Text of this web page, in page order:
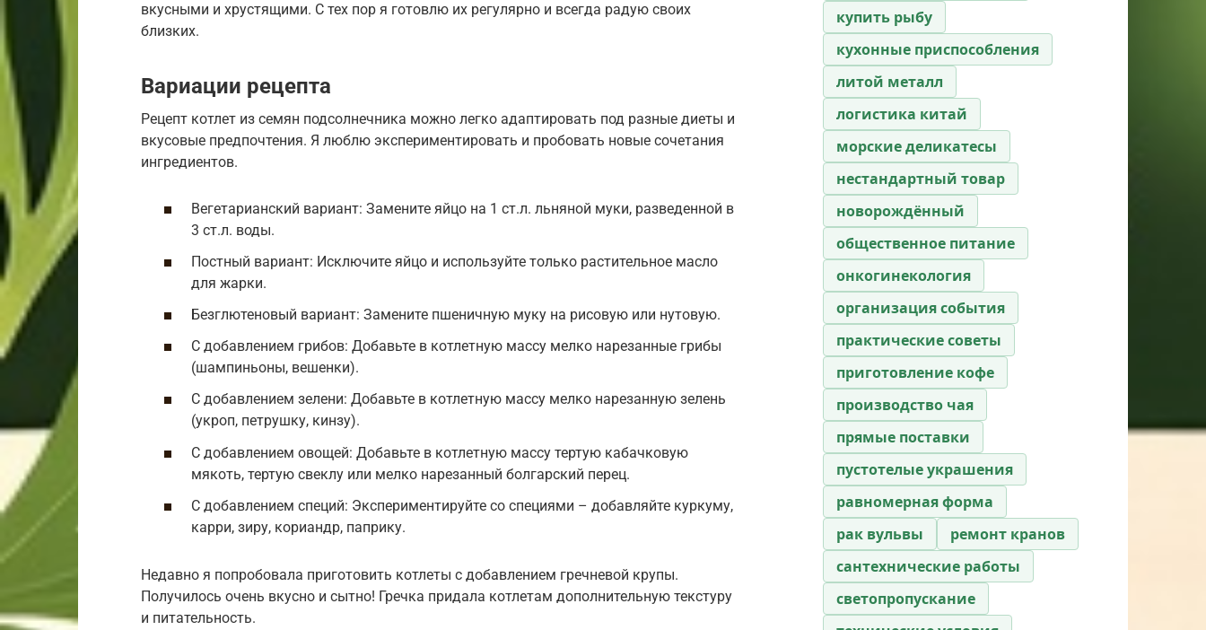
вкусными и хрустящими. С тех пор я готовлю их регулярно и всегда радую своих
близких.
Вариации рецепта
Рецепт котлет из семян подсолнечника можно легко адаптировать под разные диеты и
вкусовые предпочтения. Я люблю экспериментировать и пробовать новые сочетания
ингредиентов.
Вегетарианский вариант: Замените яйцо на 1 ст.л. льняной муки, разведенной в
3 ст.л. воды.
Постный вариант: Исключите яйцо и используйте только растительное масло
для жарки.
Безглютеновый вариант: Замените пшеничную муку на рисовую или нутовую.
С добавлением грибов: Добавьте в котлетную массу мелко нарезанные грибы
(шампиньоны, вешенки).
С добавлением зелени: Добавьте в котлетную массу мелко нарезанную зелень
(укроп, петрушку, кинзу).
С добавлением овощей: Добавьте в котлетную массу тертую кабачковую
мякоть, тертую свеклу или мелко нарезанный болгарский перец.
С добавлением специй: Экспериментируйте со специями – добавляйте куркуму,
карри, зиру, кориандр, паприку.
Недавно я попробовала приготовить котлеты с добавлением гречневой крупы.
Получилось очень вкусно и сытно! Гречка придала котлетам дополнительную текстуру
и питательность.
купить рыбу
кухонные приспособления
литой металл
логистика китай
морские деликатесы
нестандартный товар
новорождённый
общественное питание
онкогинекология
организация события
практические советы
приготовление кофе
производство чая
прямые поставки
пустотелые украшения
равномерная форма
рак вульвы
ремонт кранов
сантехнические работы
светопропускание